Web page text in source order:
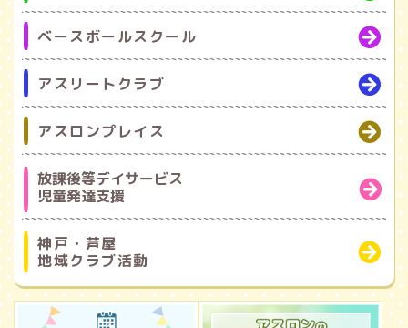
ベースボールスクール
アスリートクラブ
アスロンプレイス
放課後等デイサービス
児童発達支援
神戸・芦屋
地域クラブ活動